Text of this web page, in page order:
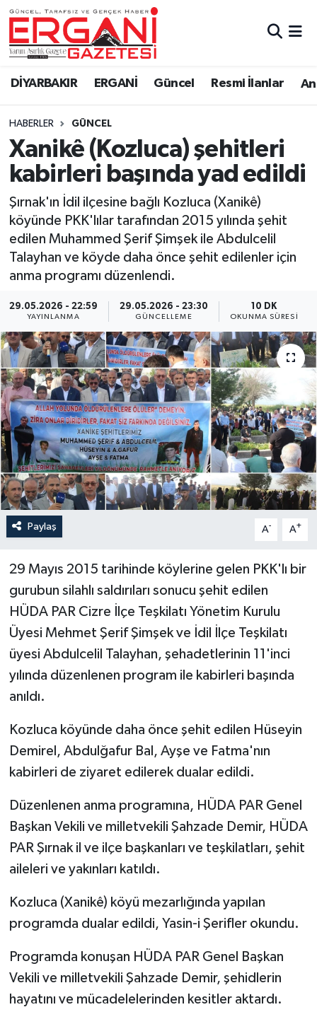
DİYARBAKIR ERGANİ Güncel Resmi İlanlar
HABERLER GÜNCEL
Xanikê (Kozluca) şehitleri
kabirleri başında yad edildi
Şırnak'ın İdil ilçesine bağlı Kozluca (Xanikê)
köyünde PKK'lılar tarafından 2015 yılında şehit
edilen Muhammed Şerif Şimşek ile Abdulcelil
Talayhan ve köyde daha önce şehit edilenler için
anma programı düzenlendi.
29.05.2026 - 22:59
YAYINLANMA
29.05.2026 - 23:30
GÜNCELLEME
10 DK
OKUNMA SÜRESI
Paylaş A- A+
29 Mayıs 2015 tarihinde köylerine gelen PKK'lı bir
gurubun silahlı saldırıları sonucu şehit edilen
HÜDA PAR Cizre İlçe Teşkilatı Yönetim Kurulu
Üyesi Mehmet Şerif Şimşek ve İdil İlçe Teşkilatı
üyesi Abdulcelil Talayhan, şehadetlerinin 11'inci
yılında düzenlenen program ile kabirleri başında
anıldı.
Kozluca köyünde daha önce şehit edilen Hüseyin
Demirel, Abdulğafur Bal, Ayşe ve Fatma'nın
kabirleri de ziyaret edilerek dualar edildi.
Düzenlenen anma programına, HÜDA PAR Genel
Başkan Vekili ve milletvekili Şahzade Demir, HÜDA
PAR Şırnak il ve ilçe başkanları ve teşkilatları, şehit
aileleri ve yakınları katıldı.
Kozluca (Xanikê) köyü mezarlığında yapılan
programda dualar edildi, Yasin-i Şerifler okundu.
Programda konuşan HÜDA PAR Genel Başkan
Vekili ve milletvekili Şahzade Demir, şehidlerin
hayatını ve mücadelelerinden kesitler aktardı.
DİYARBAKIR
BİSMİL
BAĞLAR
ERGANİ
Güncel
Eği̇ti̇m
Resmi İlanlar
Sağlık
Spor
Yaşam
Anali̇z
Bi̇li̇m & Teknoloji̇
Dünya
Eği̇ti̇m
Ergani Nöbetçi Eczaneler
Ergani Hava Durumu
Ergani Trafik Yoğunluk Haritası
Süper Lig Puan Durumu ve Fikstür
Tüm Manşetler
Son Dakika Haberleri